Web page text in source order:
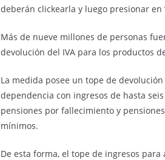
deberán clickearla y luego presionar en
Más de nueve millones de personas
devolución del IVA para los productos
La medida posee un tope de
dependencia con ingresos de hasta
pensiones por fallecimiento y
mínimos.
De esta forma, el tope de ingresos